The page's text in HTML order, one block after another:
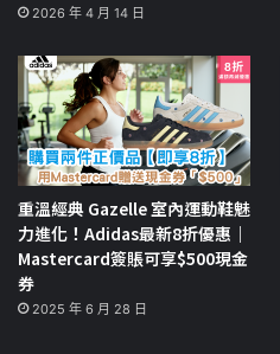
2026 年 4 月 14 日
重溫經典 Gazelle 室內運動鞋魅
力進化！Adidas最新8折優惠｜
Mastercard簽賬可享$500現金
券
2025 年 6 月 28 日